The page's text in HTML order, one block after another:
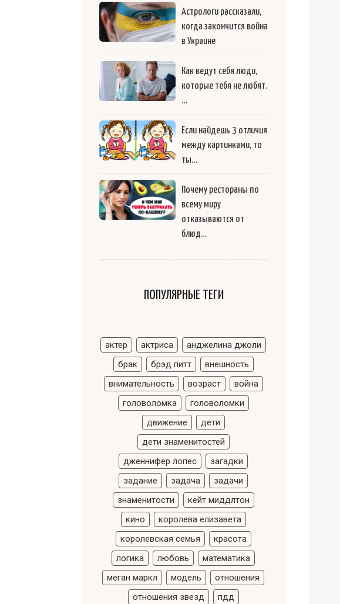
Астрологи рассказали,
когда закончится война
в Украине
Как ведут себя люди,
которые тебя не любят.
…
Если найдешь 3 отличия
между картинками, то
ты…
Почему рестораны по
всему миру
отказываются от
блюд…
ПОПУЛЯРНЫЕ ТЕГИ
актер актриса
анджелина джоли
брак
брэд питт
внешность
внимательность
возраст
война
головоломка
головоломки
движение
дети
дети знаменитостей
дженнифер лопес
загадки
задание
задача
задачи
знаменитости
кейт миддлтон
кино
королева елизавета
королевская семья
красота
логика
любовь
математика
меган маркл
модель
отношения
отношения звезд
пдд